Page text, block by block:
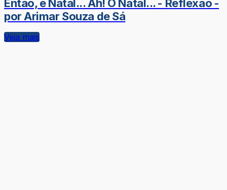
Então, é Natal... Ah! O Natal... - Reflexão -
por Arimar Souza de Sá
Veja mais